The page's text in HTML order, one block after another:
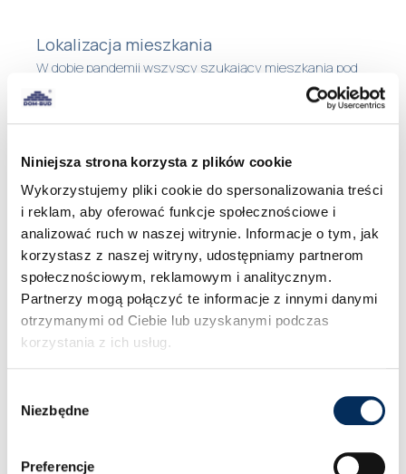
Niniejsza strona korzysta z plików cookie
Wykorzystujemy pliki cookie do spersonalizowania treści
i reklam, aby oferować funkcje społecznościowe i
analizować ruch w naszej witrynie. Informacje o tym, jak
korzystasz z naszej witryny, udostępniamy partnerom
społecznościowym, reklamowym i analitycznym.
Partnerzy mogą połączyć te informacje z innymi danymi
otrzymanymi od Ciebie lub uzyskanymi podczas
korzystania z ich usług.
zgody
Niezbędne
Preferencje
Lokalizacja mieszkania
W dobie pandemii wszyscy szukający mieszkania pod
zakup lub wynajem stawiają przede wszystkim na
odpowiednią lokalizację nieruchomości. Najbardziej
poszukiwane i najdroższe są lokale umiejscowione na
uniknąć częstego korzystania z windy i kontaktu z
innymi lokatorami. Dla najemców i kupujących istotne
znaczenie ma także dostęp do dużego przestronnego
balkonu, tarasu lub ogródka. Dziś Polacy przywiązują
również dużą wagę do atrakcyjnego położenia
względem terenów zielonych oraz odległości balkonu
przypisanego do mieszkania od przestrzeni sąsiadów.
Dużym zainteresowaniem cieszą się apartamenty z
większą przestrzenią outdoorową, którą można
dowolnie zaaranżować i na niej wypocząć.
Dodatkowy pokój do pracy lub nauki
studentami i uczniami, którzy uczą się w domu online.